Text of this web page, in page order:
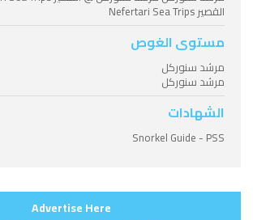
القصير Nefertari Sea Trips
مستوى الغوص
مرشد سنوركل
مرشد سنوركل
الشهادات
Snorkel Guide - PSS
Advertise Here